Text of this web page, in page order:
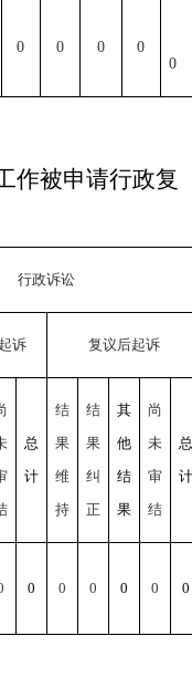
0 0 0
0
0
作被申请行政复
行政诉讼
诉 复议后起诉
总
计
结
果
维
持
结
果
纠
正
其
他
结
果
尚
未
审
结
总
计
0 0 0 0 0 0